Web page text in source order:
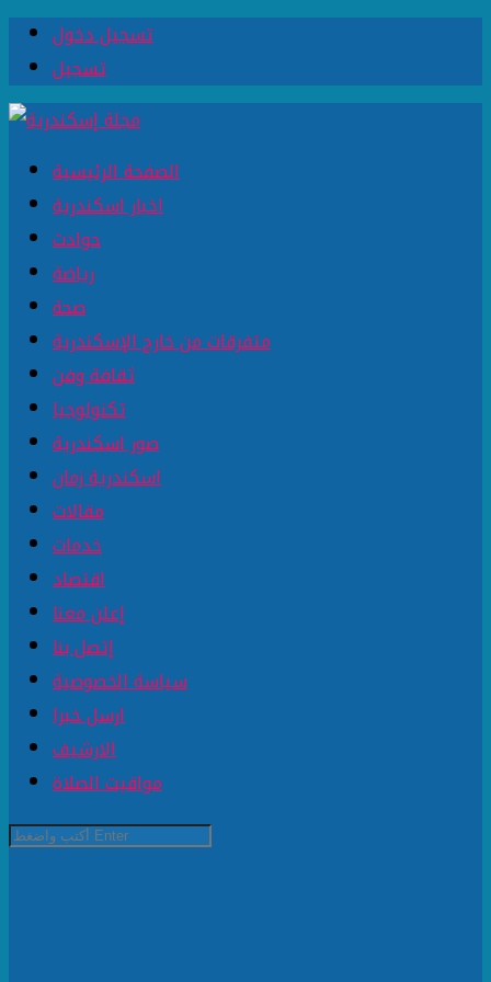
تسجيل دخول
تسجيل
الصفحة الرئيسية
اخبار اسكندرية
حوادث
رياضة
صحة
متفرقات من خارج الإسكندرية
ثقافة وفن
تكنولوجيا
صور اسكندرية
اسكندرية زمان
مقالات
خدمات
اقتصاد
إعلن معنا
إتصل بنا
سياسة الخصوصية
ارسل خبرا
الارشيف
مواقيت الصلاة